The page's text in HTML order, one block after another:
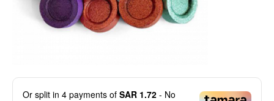
Or split in 4 payments of SAR 1.72 - No